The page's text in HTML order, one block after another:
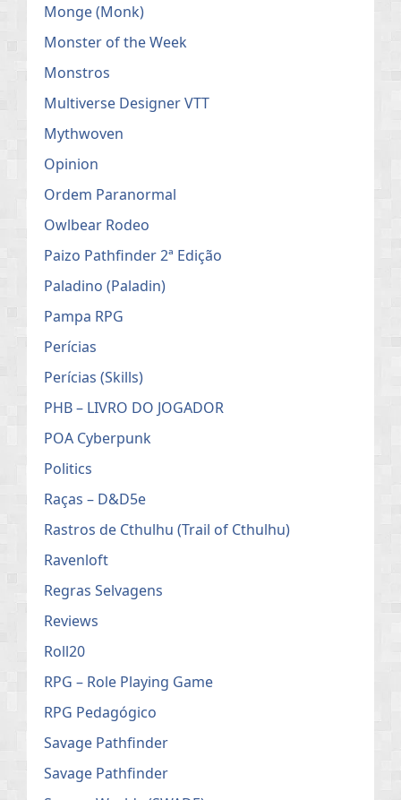
Monge (Monk)
Monster of the Week
Monstros
Multiverse Designer VTT
Mythwoven
Opinion
Ordem Paranormal
Owlbear Rodeo
Paizo Pathfinder 2ª Edição
Paladino (Paladin)
Pampa RPG
Perícias
Perícias (Skills)
PHB – LIVRO DO JOGADOR
POA Cyberpunk
Politics
Raças – D&D5e
Rastros de Cthulhu (Trail of Cthulhu)
Ravenloft
Regras Selvagens
Reviews
Roll20
RPG – Role Playing Game
RPG Pedagógico
Savage Pathfinder
Savage Pathfinder